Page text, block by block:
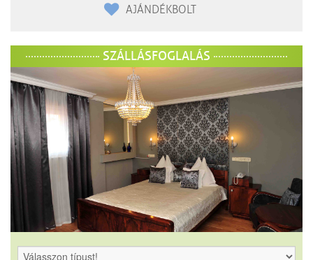
AJÁNDÉKBOLT
SZÁLLÁSFOGLALÁS